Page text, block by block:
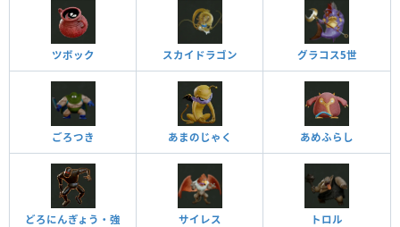
ツボック スカイドラゴン グラコス5世
ごろつき あまのじゃく あめふらし
どろにんぎょう・強 サイレス トロル